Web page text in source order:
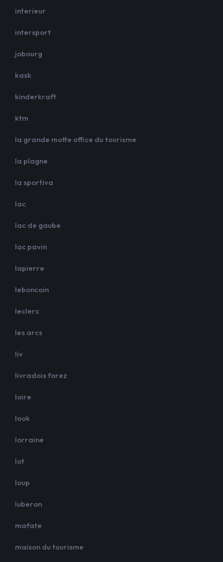
interieur
intersport
jobourg
kask
kinderkraft
ktm
la grande motte office du tourisme
la plagne
la sportiva
lac
lac de gaube
lac pavin
lapierre
leboncoin
leclerc
les arcs
liv
livradois forez
loire
look
lorraine
lot
loup
luberon
mafate
maison du tourisme